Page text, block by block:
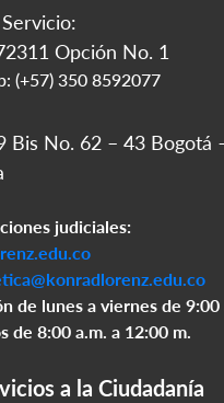
Opción No. 1
(+57) 350 8592077
Bis No. 62 – 43 Bogotá
judiciales:
de lunes a viernes de 9:00
de 8:00 a.m. a 12:00 m.
a la Ciudadanía